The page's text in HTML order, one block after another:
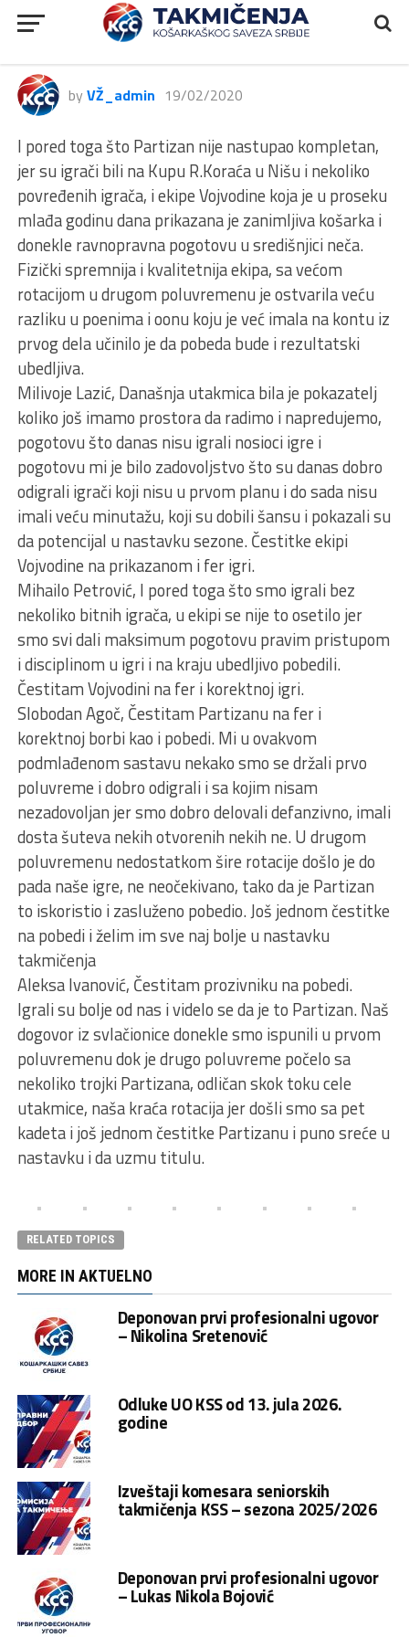
RODA JLS, Patizan NIS –
Vojvodina, 91:58
by VŽ_admin 19/02/2020
I pored toga što Partizan nije nastupao kompletan,
jer su igrači bili na Kupu R.Koraća u Nišu i nekoliko
povređenih igrača, i ekipe Vojvodine koja je u proseku
mlađa godinu dana prikazana je zanimljiva košarka i
donekle ravnopravna pogotovu u središnjici neča.
Fizički spremnija i kvalitetnija ekipa, sa većom
rotacijom u drugom poluvremenu je ostvarila veću
razliku u poenima i oonu koju je već imala na kontu iz
prvog dela učinilo je da pobeda bude i rezultatski
ubedljiva.
Milivoje Lazić, Današnja utakmica bila je pokazatelj
koliko još imamo prostora da radimo i napredujemo,
pogotovu što danas nisu igrali nosioci igre i
pogotovu mi je bilo zadovoljstvo što su danas dobro
odigrali igrači koji nisu u prvom planu i do sada nisu
imali veću minutažu, koji su dobili šansu i pokazali su
da potencijal u nastavku sezone. Čestitke ekipi
Vojvodine na prikazanom i fer igri.
Mihailo Petrović, I pored toga što smo igrali bez
nekoliko bitnih igrača, u ekipi se nije to osetilo jer
smo svi dali maksimum pogotovu pravim pristupom
i disciplinom u igri i na kraju ubedljivo pobedili.
Čestitam Vojvodini na fer i korektnoj igri.
Slobodan Agoč, Čestitam Partizanu na fer i
korektnoj borbi kao i pobedi. Mi u ovakvom
podmlađenom sastavu nekako smo se držali prvo
poluvreme i dobro odigrali i sa kojim nisam
nezadovoljan jer smo dobro delovali defanzivno, imali
dosta šuteva nekih otvorenih nekih ne. U drugom
poluvremenu nedostatkom šire rotacije došlo je do
pada naše igre, ne neočekivano, tako da je Partizan
to iskoristio i zasluženo pobedio. Još jednom čestitke
na pobedi i želim im sve naj bolje u nastavku
takmičenja
Aleksa Ivanović, Čestitam prozivniku na pobedi.
Igrali su bolje od nas i videlo se da je to Partizan. Naš
dogovor iz svlačionice donekle smo ispunili u prvom
poluvremenu dok je drugo poluvreme počelo sa
nekoliko trojki Partizana, odličan skok toku cele
utakmice, naša kraća rotacija jer došli smo sa pet
kadeta i još jednom čestitke Partizanu i puno sreće u
nastavku i da uzmu titulu.
RELATED TOPICS
MORE IN AKTUELNO
Deponovan prvi profesionalni ugovor
– Nikolina Sretenović
Odluke UO KSS od 13. jula 2026.
godine
Izveštaji komesara seniorskih
takmičenja KSS – sezona 2025/2026
Deponovan prvi profesionalni ugovor
– Lukas Nikola Bojović